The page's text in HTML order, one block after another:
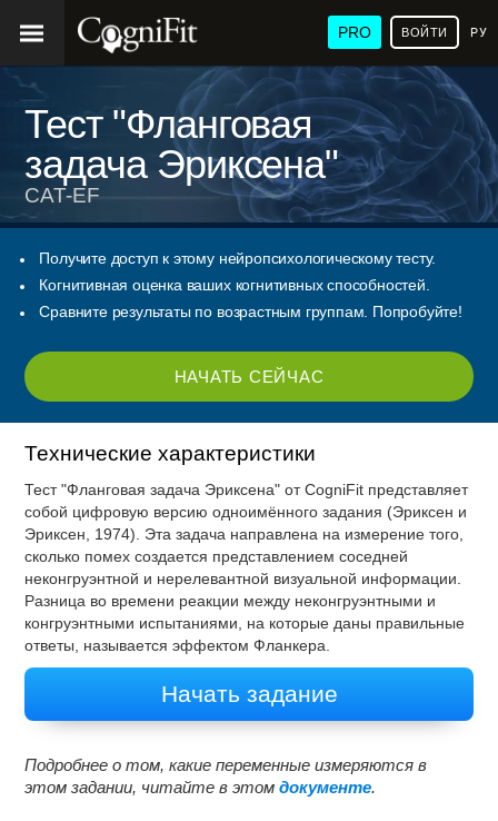
PRO ВОЙТИ
Тест "Фланговая
задача Эриксена"
CAT-EF
Получите доступ к этому нейропсихологическому тесту.
Когнитивная оценка ваших когнитивных способностей.
Сравните результаты по возрастным группам. Попробуйте!
НАЧАТЬ СЕЙЧАС
Технические характеристики
Тест "Фланговая задача Эриксена" от CogniFit представляет
собой цифровую версию одноимённого задания (Эриксен и
Эриксен, 1974). Эта задача направлена на измерение того,
сколько помех создается представлением соседней
неконгруэнтной и нерелевантной визуальной информации.
Разница во времени реакции между неконгруэнтными и
конгруэнтными испытаниями, на которые даны правильные
ответы, называется эффектом Фланкера.
Начать задание
Подробнее о том, какие переменные измеряются в
этом задании, читайте в этомдокументе.